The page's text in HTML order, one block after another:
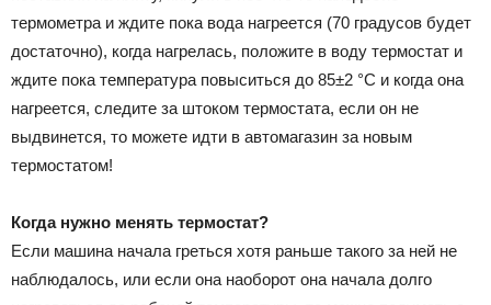
термометра и ждите пока вода нагреется (70 градусов будет
достаточно), когда нагрелась, положите в воду термостат и
ждите пока температура повыситься до 85±2 °С и когда она
нагреется, следите за штоком термостата, если он не
выдвинется, то можете идти в автомагазин за новым
термостатом!
Когда нужно менять термостат?
Если машина начала греться хотя раньше такого за ней не
наблюдалось, или если она наоборот она начала долго